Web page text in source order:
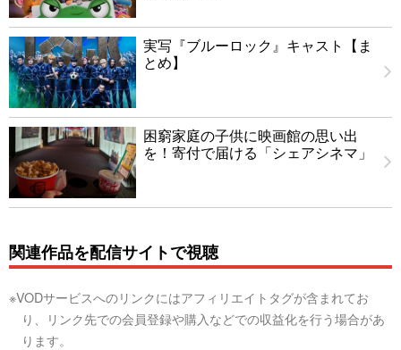
実写『ブルーロック』キャスト【ま
とめ】
困窮家庭の子供に映画館の思い出
を！寄付で届ける「シェアシネマ」
関連作品を配信サイトで視聴
※VODサービスへのリンクにはアフィリエイトタグが含まれてお
り、リンク先での会員登録や購入などでの収益化を行う場合があ
ります。